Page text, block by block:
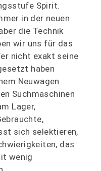
Spirit.
in der neuen
die Technik
wir uns für das
nicht exakt seine
haben
Neuwagen
Suchmaschinen
Lager,
sich selektieren,
das
wenig